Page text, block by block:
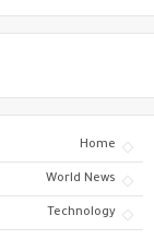
Home
World News
Technology